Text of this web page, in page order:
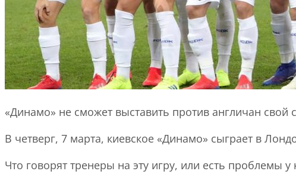
«Динамо» не сможет выставить против англичан свой
В четверг, 7 марта, киевское «Динамо» сыграет в
Что говорят тренеры на эту игру, или есть проблемы